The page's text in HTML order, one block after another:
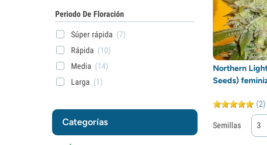
Northern
Seeds)
(2)
Semillas 3
Periodo De Floración
Súper rápida (7)
Rápida (10)
Media (14)
Larga (1)
Categorías